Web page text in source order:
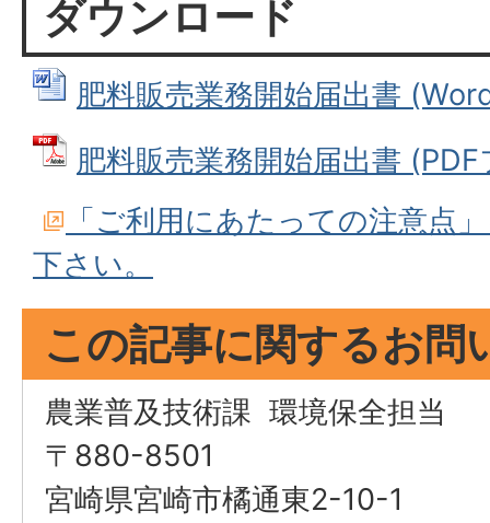
ダウンロード
肥料販売業務開始届出書
肥料販売業務開始届出書
「ご利用にあたっての注意点
下さい。
この記事に関するお問
農業普及技術課 環境保全担当
〒880-8501
宮崎県宮崎市橘通東2-10-1